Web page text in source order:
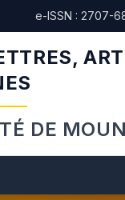
e-ISSN : 2707-
DE